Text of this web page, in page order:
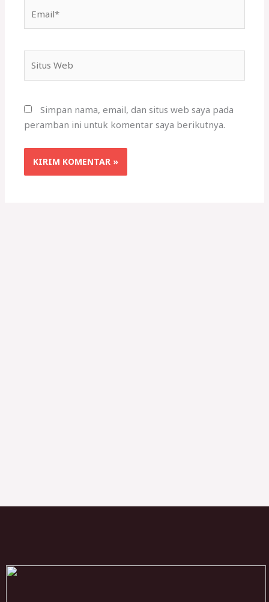
Web
Simpan nama, email, dan situs web saya pada
peramban ini untuk komentar saya berikutnya.